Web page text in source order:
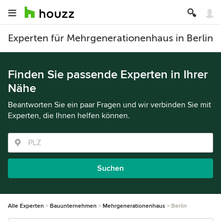
Experten für Mehrgenerationenhaus in Berlin
Finden Sie passende Experten in Ihrer
Nähe
Beantworten Sie ein paar Fragen und wir verbinden Sie mit
Experten, die Ihnen helfen können.
Suchen
Alle Experten Bauunternehmen Mehrgenerationenhaus Berlin